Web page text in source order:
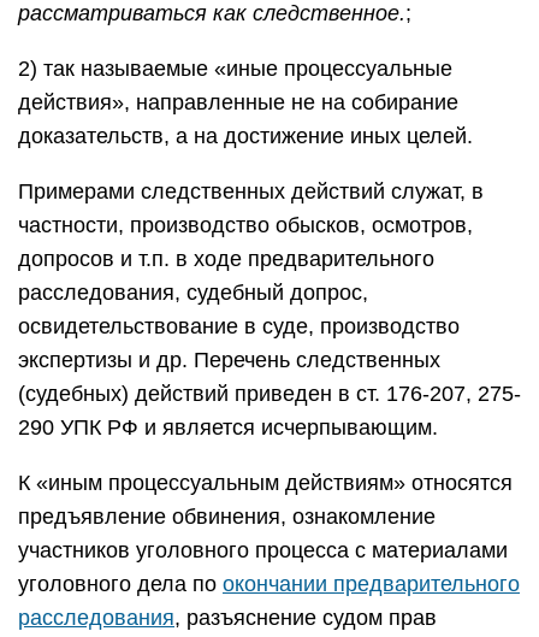
рассматриваться как следственное.;
2) так называемые «иные процессуальные
действия», направленные не на собирание
доказательств, а на достижение иных целей.
Примерами следственных действий служат, в
частности, производство обысков, осмотров,
допросов и т.п. в ходе предварительного
расследования, судебный допрос,
освидетельствование в суде, производство
экспертизы и др. Перечень следственных
(судебных) действий приведен в ст. 176-207, 275-
290 УПК РФ и является исчерпывающим.
К «иным процессуальным действиям» относятся
предъявление обвинения, ознакомление
участников уголовного процесса с материалами
уголовного дела по окончании предварительного
расследования, разъяснение судом прав